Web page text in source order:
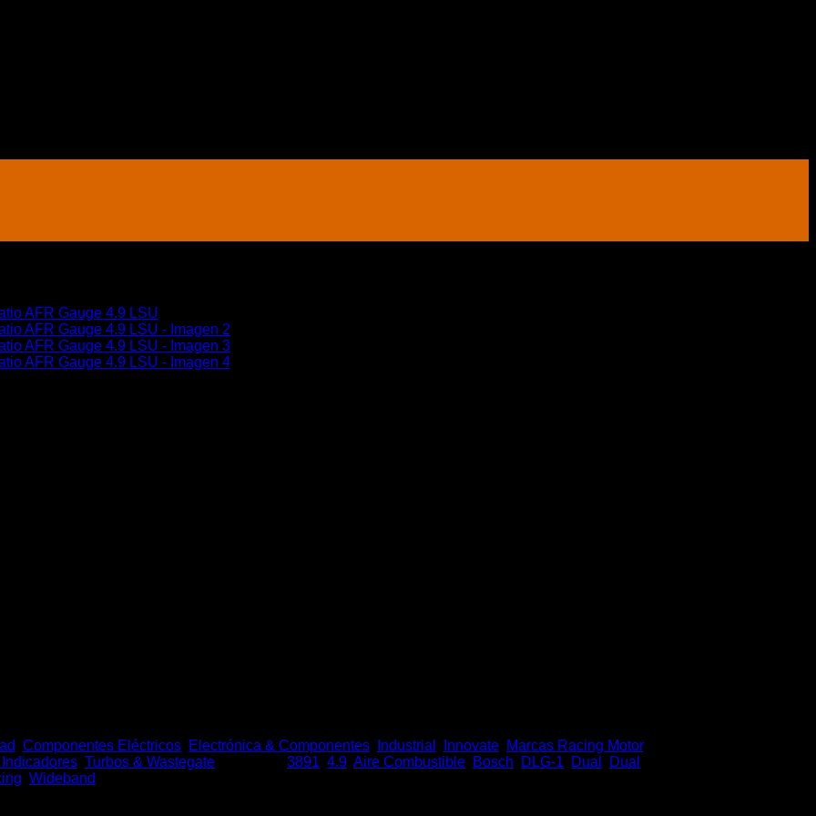
Componentes Eléctricos Electrónica & Componentes Industrial Innovate Marcas Racing Motor,
Turbos & Wastegate 3891 4.9 Aire Combustible Bosch DLG-1 Dual
Dual
Wideband